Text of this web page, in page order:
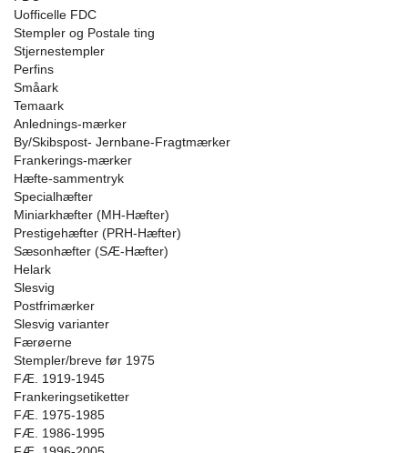
Uofficelle FDC
Stempler og Postale ting
Stjernestempler
Perfins
Småark
Temaark
Anlednings-mærker
By/Skibspost- Jernbane-Fragtmærker
Frankerings-mærker
Hæfte-sammentryk
Specialhæfter
Miniarkhæfter (MH-Hæfter)
Prestigehæfter (PRH-Hæfter)
Sæsonhæfter (SÆ-Hæfter)
Helark
Slesvig
Postfrimærker
Slesvig varianter
Færøerne
Stempler/breve før 1975
FÆ. 1919-1945
Frankeringsetiketter
FÆ. 1975-1985
FÆ. 1986-1995